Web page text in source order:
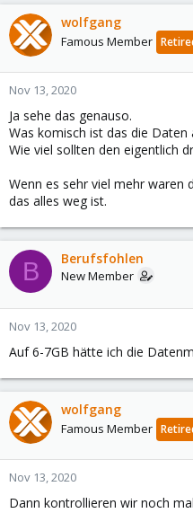
wolfgang
Famous Member
Nov 13, 2020
Ja sehe das genauso.
Was komisch ist das die Daten
Wie viel sollten den eigentlich
Wenn es sehr viel mehr waren
das alles weg ist.
B Berufsfohlen
New Member
Nov 13, 2020
Auf 6-7GB hätte ich die
wolfgang
Famous Member
Nov 13, 2020
Dann kontrollieren wir noch